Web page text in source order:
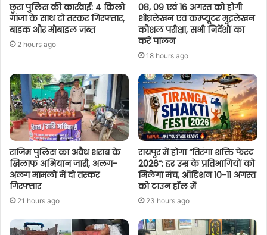
छुरा पुलिस की कार्रवाई: 4 किलो
गांजा के साथ दो तस्कर गिरफ्तार,
बाइक और मोबाइल जब्त
2 hours ago
08, 09 एवं 16 अगस्त को होगी
शीघ्रलेखन एवं कम्प्यूटर मुद्रलेखन
कौशल परीक्षा, सभी निर्देशों का
करें पालन
18 hours ago
राजिम पुलिस का अवैध शराब के
खिलाफ अभियान जारी, अलग-
अलग मामलों में दो तस्कर
गिरफ्तार
21 hours ago
रायपुर में होगा “तिरंगा शक्ति फेस्ट
2026”: हर उम्र के प्रतिभागियों को
मिलेगा मंच, ऑडिशन 10-11 अगस्त
को टाउन हॉल में
23 hours ago